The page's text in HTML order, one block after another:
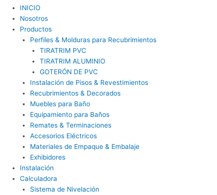
INICIO
Nosotros
Productos
Perfiles & Molduras para Recubrimientos
TIRATRIM PVC
TIRATRIM ALUMINIO
GOTERÓN DE PVC
Instalación de Pisos & Revestimientos
Recubrimientos & Decorados
Muebles para Baño
Equipamiento para Baños
Remates & Terminaciones
Accesorios Eléctricos
Materiales de Empaque & Embalaje
Exhibidores
Instalación
Calculadora
Sistema de Nivelación